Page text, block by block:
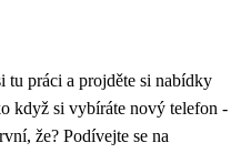
tu práci a projděte si nabídky
když si vybíráte nový telefon -
že? Podívejte se na